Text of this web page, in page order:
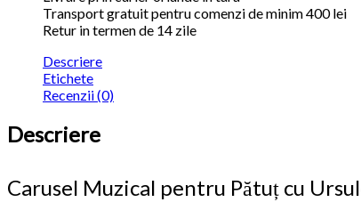
Transport gratuit pentru comenzi de minim 400 lei
Retur in termen de 14 zile
Descriere
Etichete
Recenzii (0)
Descriere
Carusel Muzical pentru Pătuț cu